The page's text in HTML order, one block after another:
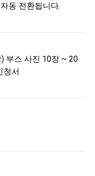
동 전환됩니다.
부스 사진 10장 ~ 20
청서